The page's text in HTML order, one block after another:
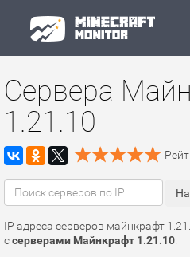
Сервера
1.21.10
IP адреса серверов майнкрафт
ссерверами Майнкрафт 1.21.10